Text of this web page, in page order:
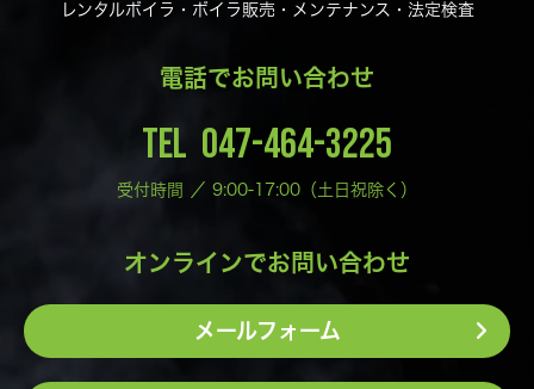
レンタルボイラ・ボイラ販売・メンテナンス・法定検査
電話でお問い合わせ
TEL 047-464-3225
受付時間 ／ 9:00-17:00（土日祝除く）
オンラインでお問い合わせ
メールフォーム